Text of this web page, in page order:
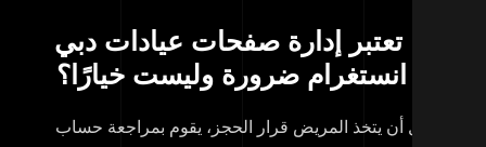
تعتبر إدارة صفحات عيادات دبي
انستغرام ضرورة وليست خيارًا؟
قبل أن يتخذ المريض قرار الحجز، يقوم بمراجعة حساب